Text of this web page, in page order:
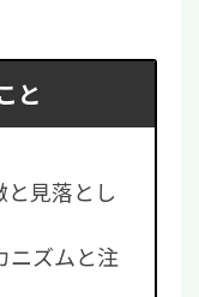
と
見落とし
ニズムと注